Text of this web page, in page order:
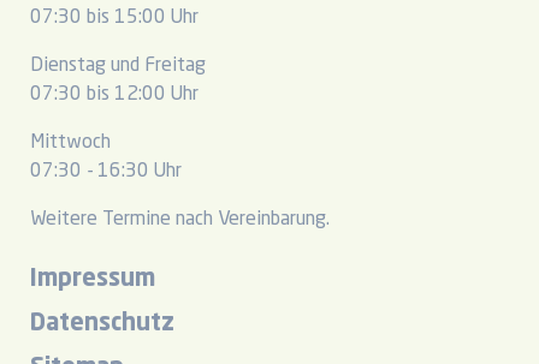
07:30 bis 15:00 Uhr
Dienstag und Freitag
07:30 bis 12:00 Uhr
Mittwoch
07:30 - 16:30 Uhr
Weitere Termine nach Vereinbarung.
Impressum
Datenschutz